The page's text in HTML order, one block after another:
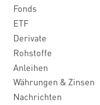
Fonds
ETF
Derivate
Rohstoffe
Anleihen
Währungen & Zinsen
Nachrichten